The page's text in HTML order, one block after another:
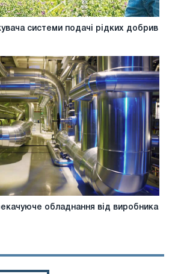
системи подачі рідких добрив
обладнання від виробника